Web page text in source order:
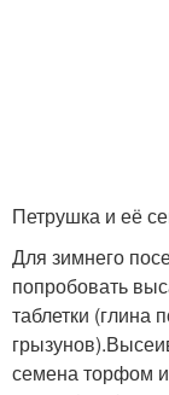
Петрушка и её
Для зимнего
попробовать
таблетки (глина
семена торфом